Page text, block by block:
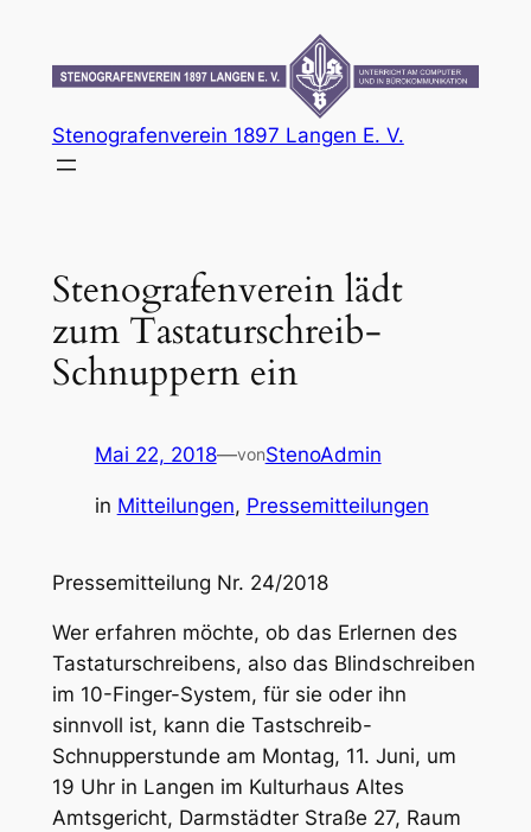
springen
Stenografenverein 1897 Langen E. V.
Stenografenverein lädt
zum Tastaturschreib-
Schnuppern ein
Mai 22, 2018—vonStenoAdmin
in Mitteilungen, Pressemitteilungen
Pressemitteilung Nr. 24/2018
Wer erfahren möchte, ob das Erlernen des
Tastaturschreibens, also das Blindschreiben
im 10-Finger-System, für sie oder ihn
sinnvoll ist, kann die Tastschreib-
Schnupperstunde am Montag, 11. Juni, um
19 Uhr in Langen im Kulturhaus Altes
Amtsgericht, Darmstädter Straße 27, Raum